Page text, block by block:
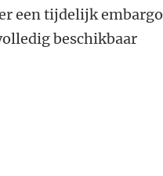
een tijdelijk embargo
beschikbaar